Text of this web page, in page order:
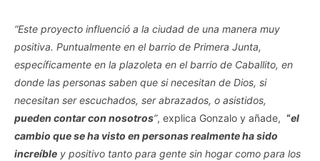
“Este proyecto influenció a la ciudad de una manera muy
positiva. Puntualmente en el barrio de Primera Junta,
específicamente en la plazoleta en el barrio de Caballito, en
donde las personas saben que si necesitan de Dios, si
necesitan ser escuchados, ser abrazados, o asistidos,
pueden contar con nosotros”, explica Gonzalo y añade, “el
cambio que se ha visto en personas realmente ha sido
increíble y positivo tanto para gente sin hogar como para los